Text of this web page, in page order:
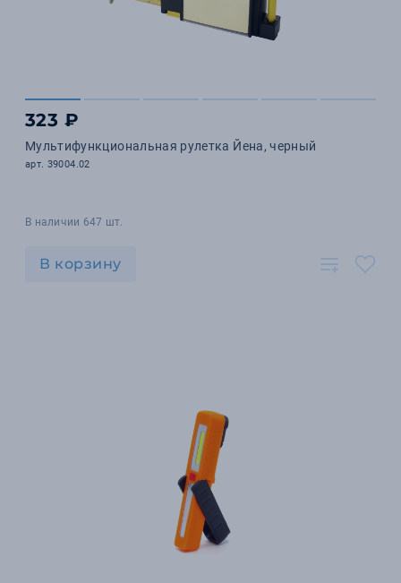
323 ₽
Мультифункциональная рулетка Йена, черный
арт. 39004.02
В наличии 647 шт.
В корзину